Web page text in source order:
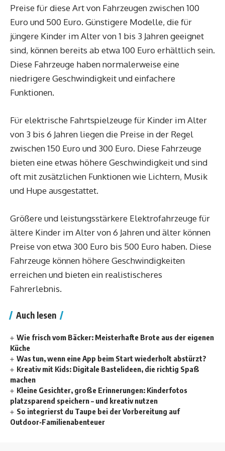
Preise für diese Art von Fahrzeugen zwischen 100
Euro und 500 Euro. Günstigere Modelle, die für
jüngere Kinder im Alter von 1 bis 3 Jahren geeignet
sind, können bereits ab etwa 100 Euro erhältlich sein.
Diese Fahrzeuge haben normalerweise eine
niedrigere Geschwindigkeit und einfachere
Funktionen.
Für elektrische Fahrtspielzeuge für Kinder im Alter
von 3 bis 6 Jahren liegen die Preise in der Regel
zwischen 150 Euro und 300 Euro. Diese Fahrzeuge
bieten eine etwas höhere Geschwindigkeit und sind
oft mit zusätzlichen Funktionen wie Lichtern, Musik
und Hupe ausgestattet.
Größere und leistungsstärkere Elektrofahrzeuge für
ältere Kinder im Alter von 6 Jahren und älter können
Preise von etwa 300 Euro bis 500 Euro haben. Diese
Fahrzeuge können höhere Geschwindigkeiten
erreichen und bieten ein realistischeres
Fahrerlebnis.
Auch lesen
Wie frisch vom Bäcker: Meisterhafte Brote aus der eigenen
Küche
Was tun, wenn eine App beim Start wiederholt abstürzt?
Kreativ mit Kids: Digitale Bastelideen, die richtig Spaß
machen
Kleine Gesichter, große Erinnerungen: Kinderfotos
platzsparend speichern – und kreativ nutzen
So integrierst du Taupe bei der Vorbereitung auf
Outdoor‑Familienabenteuer